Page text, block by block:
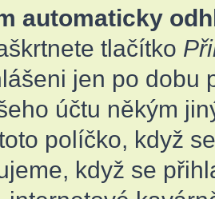
automaticky
tlačítko
jen po dobu
účtu někým
políčko, když
když se